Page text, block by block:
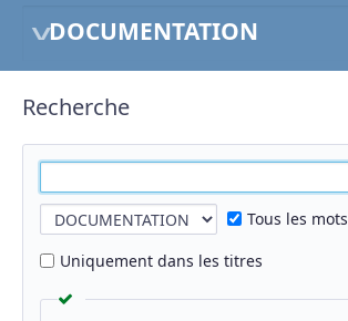
DOCUMENTATION
Recherche
Tous les mots
Uniquement dans les titres